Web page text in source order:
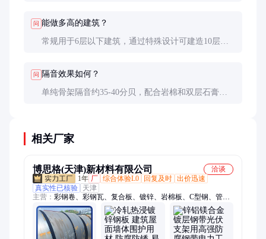
问 能做多高的建筑？
常规用于6层以下建筑，通过特殊设计可建造10层左
问 隔音效果如何？
单纯骨架隔音约35-40分贝，配合岩棉和双层石膏板
相关厂家
博思格(天津)新材料有限公司
洽谈
1年 厂 综合体验L0 回复及时 出价迅速
真实性已核验
天津
主营： 彩钢卷、彩钢瓦、复合板、镀锌、岩棉板、C型钢、管
道、TPO、洁净板、彩钢房、钢结构、铝皮、铝合金、不锈钢
管、不锈钢板、不锈钢、加厚檩条、几字型钢、免浇筑楼承板、
镀锌卷、铁轨、户外花箱、铝卷、花纹板、几字型钢檩条